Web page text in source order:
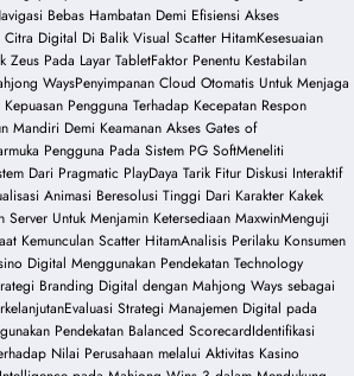
Bebas Hambatan Demi Efisiensi Akses
Digital Di Balik Visual Scatter HitamKesesuaian
Zeus Pada Layar TabletFaktor Penentu Kestabilan
WaysPenyimpanan Cloud Otomatis Untuk Menjaga
Kepuasan Pengguna Terhadap Kecepatan Respon
Mandiri Demi Keamanan Akses Gates of
Pengguna Pada Sistem PG SoftMeneliti
Dari Pragmatic PlayDaya Tarik Fitur Diskusi Interaktif
Animasi Beresolusi Tinggi Dari Karakter Kakek
Server Untuk Menjamin Ketersediaan MaxwinMenguji
Kemunculan Scatter HitamAnalisis Perilaku Konsumen
Digital Menggunakan Pendekatan Technology
Branding Digital dengan Mahjong Ways sebagai
Evaluasi Strategi Manajemen Digital pada
Pendekatan Balanced ScorecardIdentifikasi
Nilai Perusahaan melalui Aktivitas Kasino